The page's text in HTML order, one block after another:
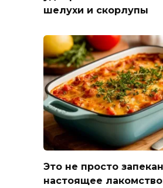
шелухи и скорлупы
Это не просто
настоящее